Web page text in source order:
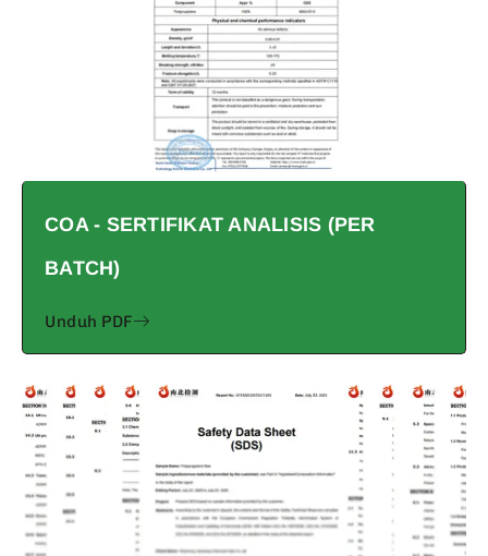
COA - SERTIFIKAT ANALISIS (PER
BATCH)
Unduh PDF